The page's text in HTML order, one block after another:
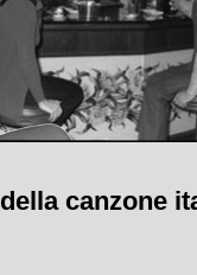
canzone